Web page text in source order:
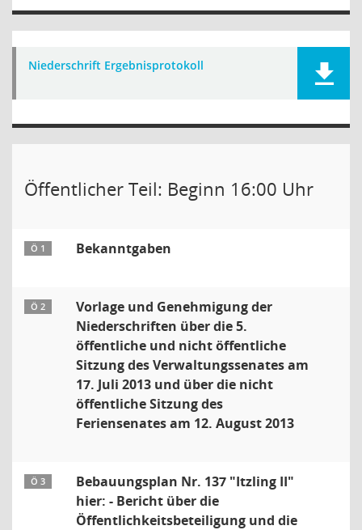
Niederschrift Ergebnisprotokoll
Öffentlicher Teil: Beginn 16:00 Uhr
Ö 1 Bekanntgaben
Ö 2
Vorlage und Genehmigung der
Niederschriften über die 5.
öffentliche und nicht öffentliche
Sitzung des Verwaltungssenates am
17. Juli 2013 und über die nicht
öffentliche Sitzung des
Feriensenates am 12. August 2013
Ö 3
Bebauungsplan Nr. 137 "Itzling II"
hier: - Bericht über die
Öffentlichkeitsbeteiligung und die